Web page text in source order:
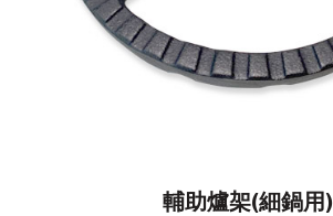
輔助爐架(細鍋用)